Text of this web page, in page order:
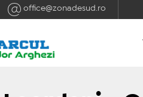
office@zonadesud.ro